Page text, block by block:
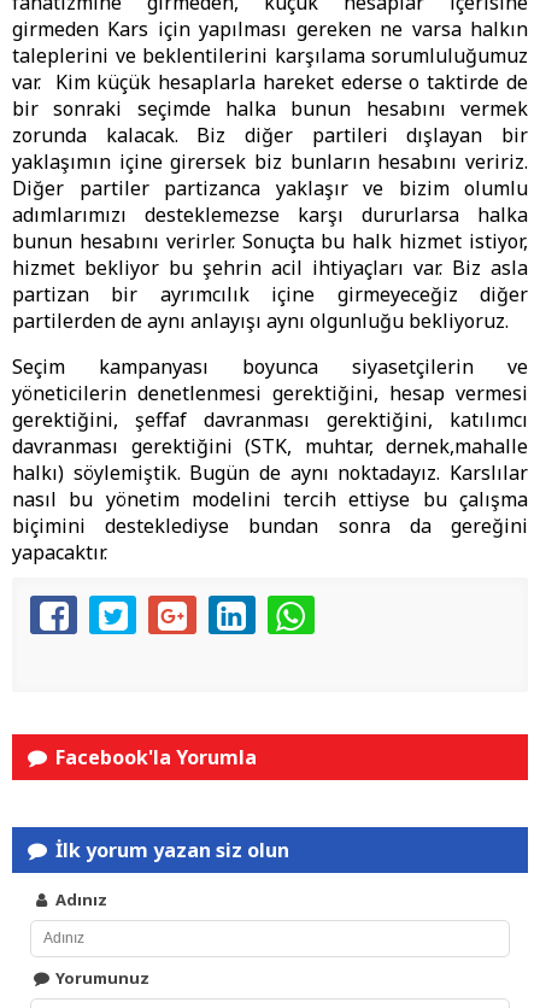
girmeden Kars için yapılması gereken ne varsa halkın
taleplerini ve beklentilerini karşılama sorumluluğumuz
var. Kim küçük hesaplarla hareket ederse o taktirde de
bir sonraki seçimde halka bunun hesabını vermek
zorunda kalacak. Biz diğer partileri dışlayan bir
yaklaşımın içine girersek biz bunların hesabını veririz.
Diğer partiler partizanca yaklaşır ve bizim olumlu
adımlarımızı desteklemezse karşı dururlarsa halka
bunun hesabını verirler. Sonuçta bu halk hizmet istiyor,
hizmet bekliyor bu şehrin acil ihtiyaçları var. Biz asla
partizan bir ayrımcılık içine girmeyeceğiz diğer
partilerden de aynı anlayışı aynı olgunluğu bekliyoruz.
Seçim kampanyası boyunca siyasetçilerin ve
yöneticilerin denetlenmesi gerektiğini, hesap vermesi
gerektiğini, şeffaf davranması gerektiğini, katılımcı
davranması gerektiğini (STK, muhtar, dernek,mahalle
halkı) söylemiştik. Bugün de aynı noktadayız. Karslılar
nasıl bu yönetim modelini tercih ettiyse bu çalışma
biçimini desteklediyse bundan sonra da gereğini
yapacaktır.
Facebook'la Yorumla
İlk yorum yazan siz olun
Adınız
Yorumunuz